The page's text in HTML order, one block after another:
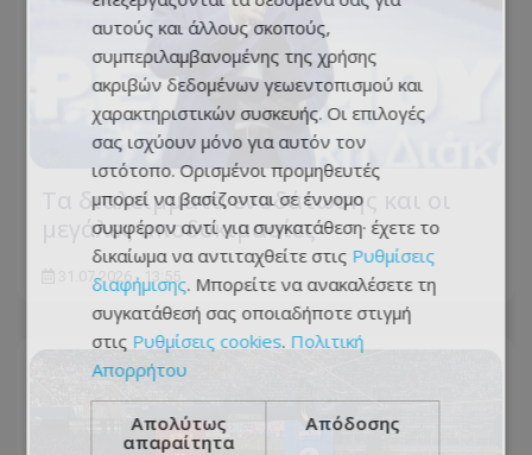
Τα διαλείμματα ενυδάτωσης και οι
μεγάλες αποδοκιμασίες
31.07.2026 - 13:55
αυτούς και άλλους σκοπούς,
συμπεριλαμβανομένης της χρήσης
ακριβών δεδομένων γεωεντοπισμού και
χαρακτηριστικών συσκευής. Οι επιλογές
σας ισχύουν μόνο για αυτόν τον
ιστότοπο. Ορισμένοι προμηθευτές
μπορεί να βασίζονται σε έννομο
συμφέρον αντί για συγκατάθεση· έχετε το
δικαίωμα να αντιταχθείτε στις Ρυθμίσεις
διαφήμισης. Μπορείτε να ανακαλέσετε τη
συγκατάθεσή σας οποιαδήποτε στιγμή
στις Ρυθμίσεις cookies. Πολιτική
Απορρήτου
Απολύτως
απαραίτητα
Απόδοσης